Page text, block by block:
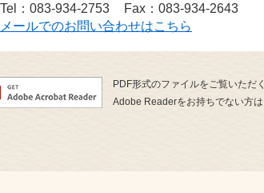
Tel：083-934-2753
Fax：083-934-2643
メールでのお問い合わせはこちら
PDF形式のファイルをご覧いただ
Adobe Readerをお持ちでない方